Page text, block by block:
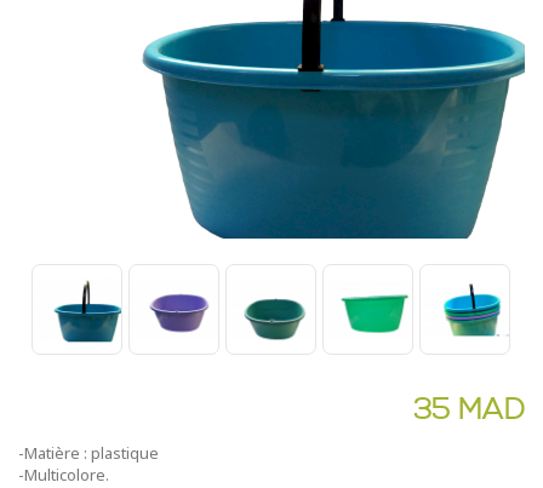
35 MAD
-Matière : plastique
-Multicolore.